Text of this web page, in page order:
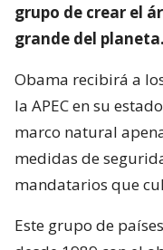
grupo de crear el
grande del planeta.
Obama recibirá a
la APEC en su
marco natural
medidas de
mandatarios que
Este grupo de